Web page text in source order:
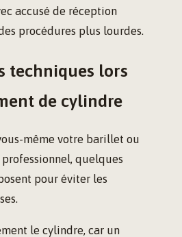
accusé de réception
procédures plus lourdes.
techniques lors
de cylindre
même votre barillet ou
quelques
pour éviter les
le cylindre, car un